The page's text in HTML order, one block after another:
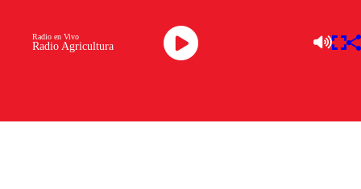
Radio Agricultura
Radio en Vivo
Descarga la APP